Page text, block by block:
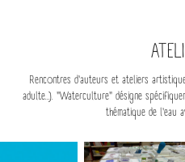
Rencontres d'auteurs et ateliers
adulte...). "Waterculture" désigne
thématique de l'eau